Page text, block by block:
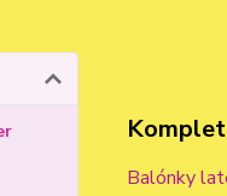
Balónky